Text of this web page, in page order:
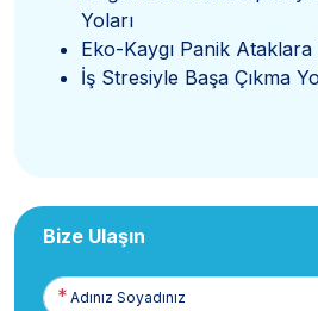
Yoları
Eko-Kaygı Panik
İş Stresiyle Başa Çıkma
Bize Ulaşın
Adınız